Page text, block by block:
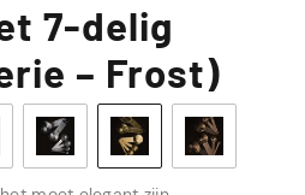
7-delig
– Frost)